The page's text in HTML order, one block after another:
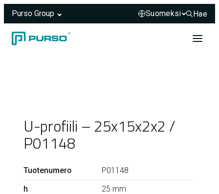
Purso Group
Hae
Hae
U-profiili – 25x15x2x2 /
P01148
Tuotenumero
P01148
h
25 mm